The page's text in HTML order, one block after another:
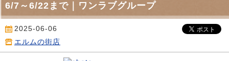
6/7～6/22まで｜ワンラブグループ
2025-06-06
エルムの街店